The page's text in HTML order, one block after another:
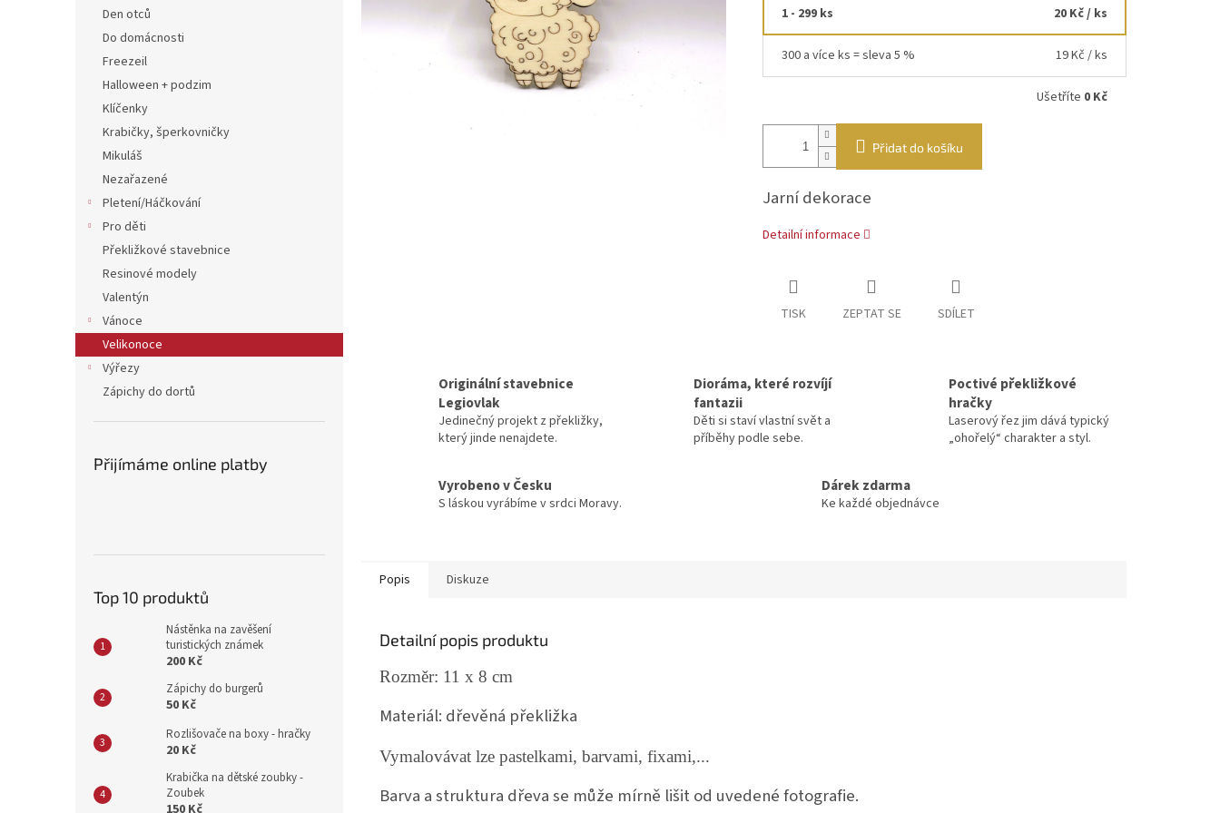
Den otců
Do domácnosti
Freezeil
Halloween + podzim
Klíčenky
Krabičky, šperkovničky
Mikuláš
Nezařazené
Pletení/Háčkování
Pro děti
Překližkové stavebnice
Resinové modely
Valentýn
Vánoce
Velikonoce
Výřezy
Zápichy do dortů
Přijímáme online platby
Top 10 produktů
Nástěnka na zavěšení
turistických známek
200 Kč
Zápichy do burgerů
50 Kč
Rozlišovače na boxy - hračky
20 Kč
Krabička na dětské zoubky -
Zoubek
150 Kč
1 - 299 ks 20 Kč/ ks
300 a více ks = sleva 5 % 19 Kč / ks
Ušetříte 0 Kč
Přidat do košíku
Jarní dekorace
Detailní informace
TISK ZEPTAT SE SDÍLET
Originální stavebnice
Legiovlak
Jedinečný projekt z překližky,
který jinde nenajdete.
Dioráma, které rozvíjí
fantazii
Děti si staví vlastní svět a
příběhy podle sebe.
Poctivé překližkové
hračky
Laserový řez jim dává typický
„ohořelý“ charakter a styl.
Vyrobeno v Česku
S láskou vyrábíme v srdci Moravy.
Dárek zdarma
Ke každé objednávce
Popis Diskuze
Detailní popis produktu
Rozměr: 11 x 8 cm
Materiál: dřevěná překližka
Vymalovávat lze pastelkami, barvami, fixami,...
Barva a struktura dřeva se může mírně lišit od uvedené fotografie.